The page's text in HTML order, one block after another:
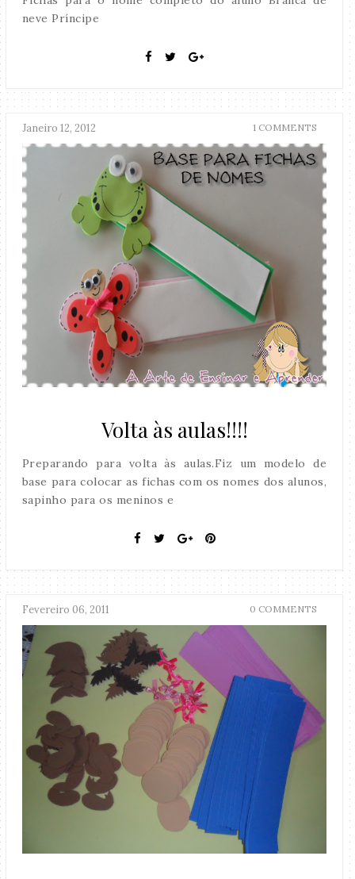
neve Príncipe
Janeiro 12, 2012 1 COMMENTS
Volta às aulas!!!!
Preparando para volta às aulas.Fiz um modelo de
base para colocar as fichas com os nomes dos alunos,
sapinho para os meninos e
Fevereiro 06, 2011 0 COMMENTS